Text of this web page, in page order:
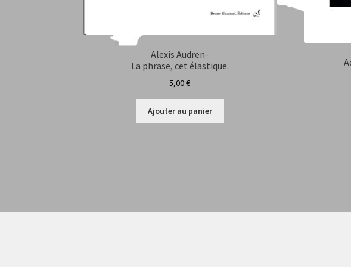
Alexis Audren-
La phrase, cet élastique.
5,00€
Ajouter au panier